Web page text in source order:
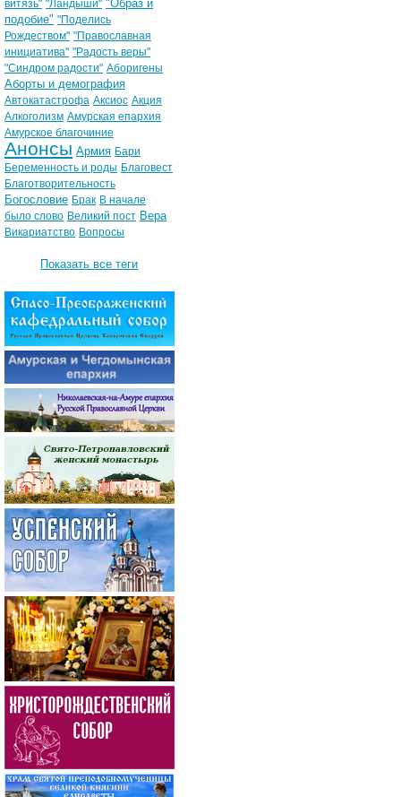
витязь" "Ландыши" "Образ и
подобие" "Поделись
Рождеством" "Православная
инициатива" "Радость веры"
"Синдром радости" Аборигены
Аборты и демография
Автокатастрофа Аксиос Акция
Алкоголизм Амурская епархия
Амурское благочиние
Анонсы Армия Бари
Беременность и роды Благовест
Благотворительность
Богословие Брак В начале
было слово Великий пост Вера
Викариатство Вопросы
Показать все теги